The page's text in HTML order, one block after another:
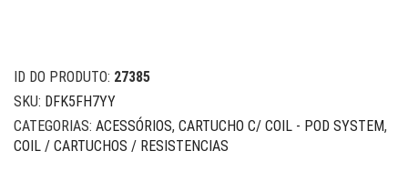
ID DO PRODUTO: 27385
SKU: DFK5FH7YY
CATEGORIAS: ACESSÓRIOS, CARTUCHO C/ COIL - POD SYSTEM,
COIL / CARTUCHOS / RESISTENCIAS